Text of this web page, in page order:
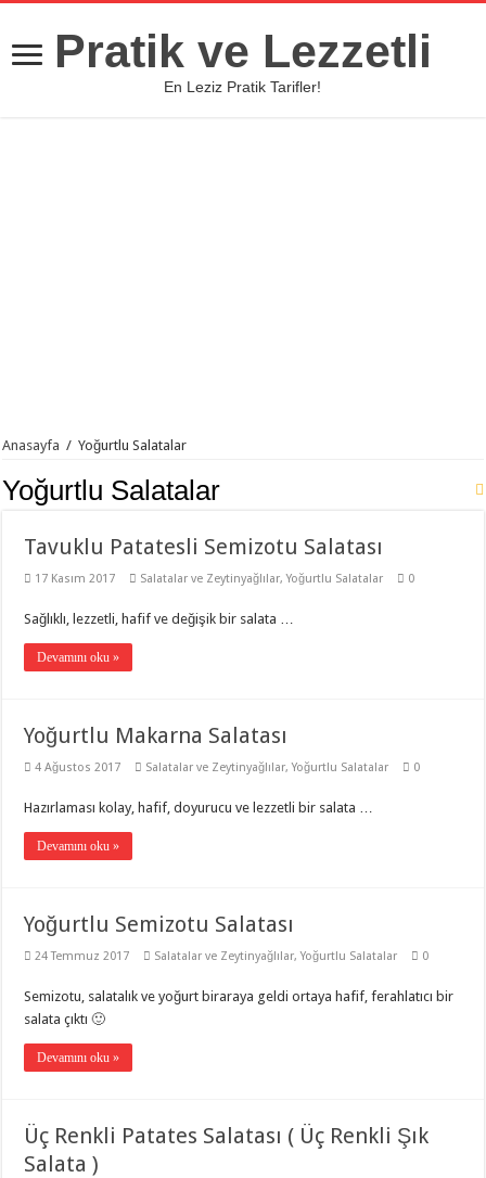
Pratik ve Lezzetli
En Leziz Pratik Tarifler!
Anasayfa / Yoğurtlu Salatalar
Yoğurtlu Salatalar
Tavuklu Patatesli Semizotu Salatası
17 Kasım 2017 Salatalar ve Zeytinyağlılar,Yoğurtlu Salatalar 0
Sağlıklı, lezzetli, hafif ve değişik bir salata …
Devamını oku »
Yoğurtlu Makarna Salatası
4 Ağustos 2017 Salatalar ve Zeytinyağlılar,Yoğurtlu Salatalar 0
Hazırlaması kolay, hafif, doyurucu ve lezzetli bir salata …
Devamını oku »
Yoğurtlu Semizotu Salatası
24 Temmuz 2017 Salatalar ve Zeytinyağlılar,Yoğurtlu Salatalar 0
Semizotu, salatalık ve yoğurt biraraya geldi ortaya hafif, ferahlatıcı bir
salata çıktı 🙂
Devamını oku »
Üç Renkli Patates Salatası ( Üç Renkli Şık
Salata )